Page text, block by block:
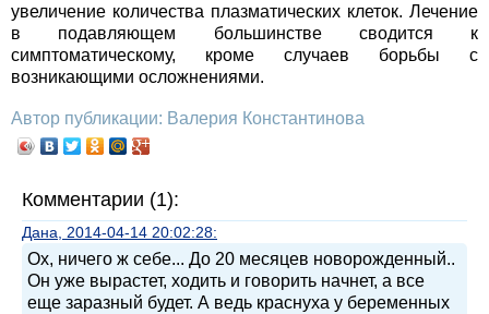
увеличение количества плазматических клеток. Лечение
в подавляющем большинстве сводится к
симптоматическому, кроме случаев борьбы с
возникающими осложнениями.
Автор публикации: Валерия Константинова
Комментарии (1):
Дана, 2014-04-14 20:02:28:
Ох, ничего ж себе... До 20 месяцев новорожденный..
Он уже вырастет, ходить и говорить начнет, а все
еще заразный будет. А ведь краснуха у беременных